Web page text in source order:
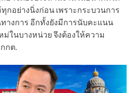
อย่างนิ่งก่อน เพราะกระบวนการ
ทางการ อีกทั้งยังมีการนับคะแนน
ม่ในบางหน่วย จึงต้องให้ความ
กต.